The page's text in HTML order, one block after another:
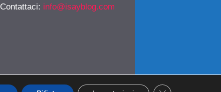
: info@isayblog.com